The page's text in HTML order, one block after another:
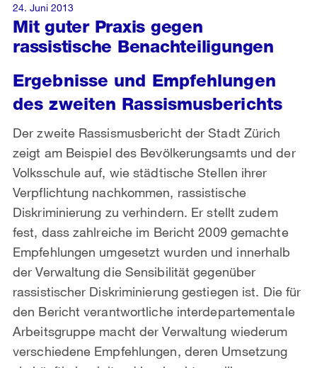
Mit guter Praxis gegen
rassistische Benachteiligungen
Ergebnisse und Empfehlungen
des zweiten Rassismusberichts
Der zweite Rassismusbericht der Stadt Zürich
zeigt am Beispiel des Bevölkerungsamts und der
Volksschule auf, wie städtische Stellen ihrer
Verpflichtung nachkommen, rassistische
Diskriminierung zu verhindern. Er stellt zudem
fest, dass zahlreiche im Bericht 2009 gemachte
Empfehlungen umgesetzt wurden und innerhalb
der Verwaltung die Sensibilität gegenüber
rassistischer Diskriminierung gestiegen ist. Die für
den Bericht verantwortliche interdepartementale
Arbeitsgruppe macht der Verwaltung wiederum
verschiedene Empfehlungen, deren Umsetzung
24. Juni 2013